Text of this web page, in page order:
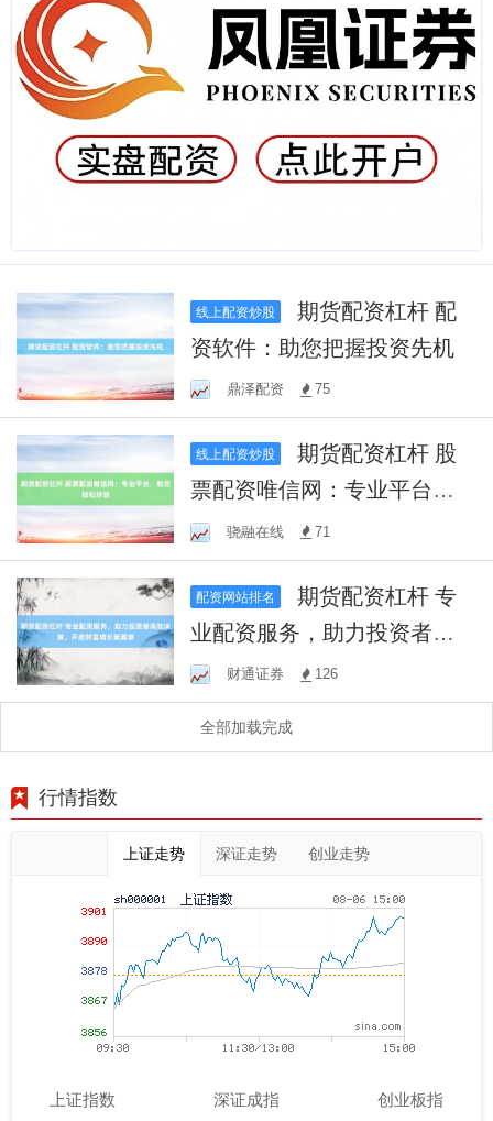
线上配资炒股
期货配资杠杆 配
资软件：助您把握投资先机
鼎泽配资 75
线上配资炒股
期货配资杠杆 股
票配资唯信网：专业平台，
助您轻松炒股
骁融在线 71
配资网站排名
期货配资杠杆 专
业配资服务，助力投资者高
效决策，开启财富增长新篇
章
财通证券 126
全部加载完成
行情指数
上证走势 深证走势 创业走势
上证指数 深证成指 创业板指